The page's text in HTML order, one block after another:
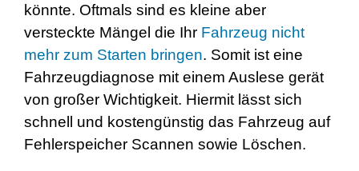
könnte. Oftmals sind es kleine aber
versteckte Mängel die Ihr Fahrzeug nicht
mehr zum Starten bringen. Somit ist eine
Fahrzeugdiagnose mit einem Auslese gerät
von großer Wichtigkeit. Hiermit lässt sich
schnell und kostengünstig das Fahrzeug auf
Fehlerspeicher Scannen sowie Löschen.